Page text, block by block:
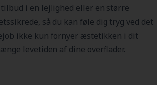
i en lejlighed eller en større
så du kan føle dig tryg ved det
ikke kun fornyer æstetikken i dit
levetiden af dine overflader.